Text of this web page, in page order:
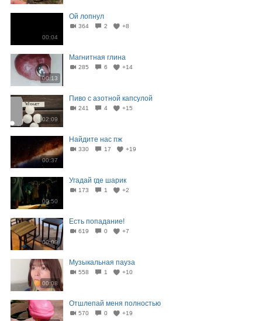
00:04
Ой лопнул
364 2 +8
00:13
Магнитная глина
285 6 +14
02:09
Пиво с азотной капсулой
241 4 +15
00:37
Найдите нас пж
330 17 +19
00:50
Угадай где шарик
173 1 +2
00:09
Есть попадание!
619 0 +7
00:08
Музыкальная пауза
558 1 +10
Отшлепай меня полностью
570 0 +19